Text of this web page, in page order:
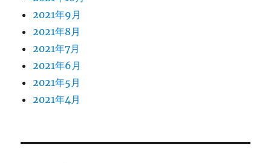
2021年9月
2021年8月
2021年7月
2021年6月
2021年5月
2021年4月